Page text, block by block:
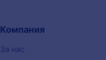
Компания
За нас